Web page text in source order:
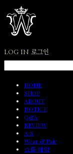
LOG IN 로그인
HOME
SHOP
ABOUT
NOTICE
Q&A
REVIEW
A/S
Wear & Pair
쇼룸 예약